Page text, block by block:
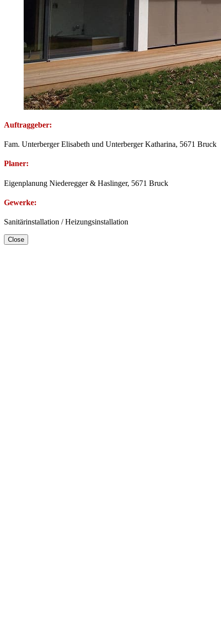
Auftraggeber:
Fam. Unterberger Elisabeth und Unterberger Katharina, 5671 Bruck
Planer:
Eigenplanung Niederegger & Haslinger, 5671 Bruck
Gewerke:
Sanitärinstallation / Heizungsinstallation
Close